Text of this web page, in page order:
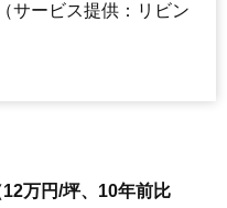
サービス提供：リビン
万円/坪、10年前比